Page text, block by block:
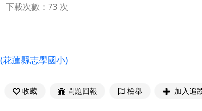
下載次數：73 次
(花蓮縣志學國小)
收藏 問題回報 檢舉 加入追